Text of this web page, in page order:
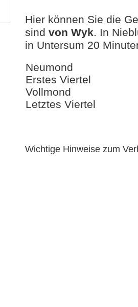
Hier können Sie die
sind von Wyk. In
in Untersum 20
Neumond
Erstes Viertel
Vollmond
Letztes Viertel
Wichtige Hinweise zum